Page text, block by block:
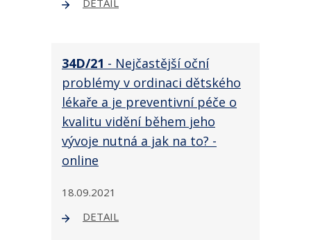
DETAIL
34D/21 - Nejčastější oční
problémy v ordinaci dětského
lékaře a je preventivní péče o
kvalitu vidění během jeho
vývoje nutná a jak na to? -
online
18.09.2021
DETAIL